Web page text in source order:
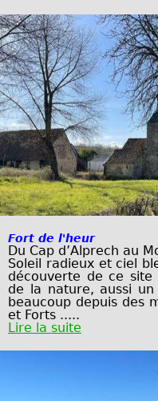
Fort de l'heur
Du Cap d’Alprech au
Soleil radieux et ciel
découverte de ce site
de la nature, aussi
beaucoup depuis des
et Forts .....
Lire la suite